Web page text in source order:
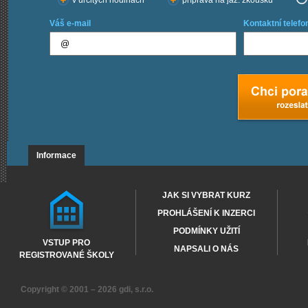
Váš e-mail Kontaktní
Informace
VSTUP PRO
REGISTROVANÉ ŠKOLY
JAK SI VYBRAT KURZ
PROHLÁŠENÍ K INZERCI
PODMÍNKY UŽITÍ
NAPSALI O NÁS
Copyright © 2001 – 2026 gdi, s.r.o.